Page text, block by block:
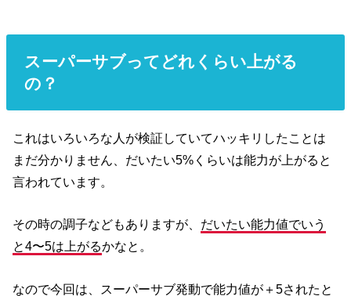
スーパーサブってどれくらい上がる
の？
これはいろいろな人が検証していてハッキリしたことは
まだ分かりません、だいたい5%くらいは能力が上がると
言われています。
その時の調子などもありますが、 だいたい能力値でいう
と4〜5は上がるかなと。
なので今回は、スーパーサブ発動で能力値が＋5されたと